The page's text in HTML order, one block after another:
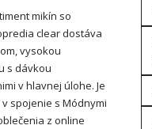
mikín so
clear dostáva
vysokou
s dávkou
v hlavnej úlohe. Je
spojenie s Módnymi
z online